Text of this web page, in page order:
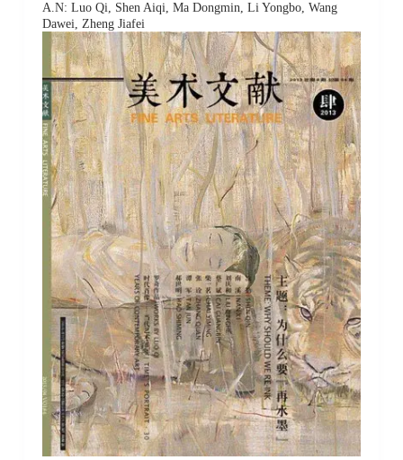
A.N: Luo Qi, Shen Aiqi, Ma Dongmin, Li Yongbo, Wang
Dawei, Zheng Jiafei